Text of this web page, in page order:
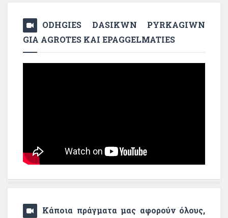
ODHGIES DASIKWN PYRKAGIWN
GIA AGROTES KAI EPAGGELMATIES
Κάποια πράγματα μας αφορούν όλους,